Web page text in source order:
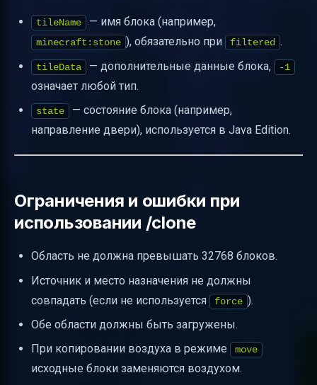
tileName — имя блока (например,
minecraft:stone ), обязательно при filtered .
tileData — дополнительные данные блока, -1
означает любой тип.
state
— состояние блока (например,
направление двери), используется в Java Edition.
Ограничения и ошибки при
использовании /clone
Область не должна превышать 32768 блоков.
Источник и место назначения не должны
совпадать (если не используется
force ).
Обе области должны быть загружены.
При копировании воздуха в режиме
move
исходные блоки заменяются воздухом.